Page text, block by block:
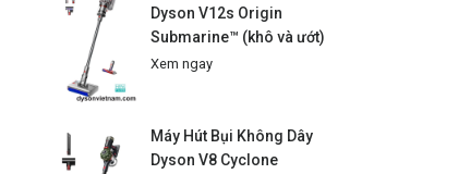
Dyson V12s Origin
Submarine™ (khô và ướt)
Xem ngay
Máy Hút Bụi Không Dây
Dyson V8 Cyclone